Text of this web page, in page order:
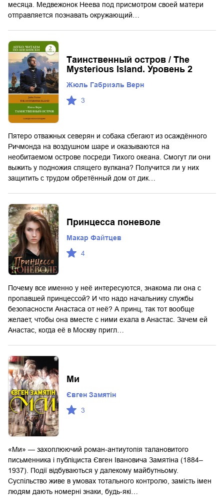
месяца. Медвежонок Неева под присмотром своей матери
отправляется познавать окружающий…
Таинственный остров / The
Mysterious Island. Уровень 2
Жюль Габриэль Верн
3
Пятеро отважных северян и собака сбегают из осаждённого
Ричмонда на воздушном шаре и оказываются на
необитаемом острове посреди Тихого океана. Смогут ли они
выжить у подножия спящего вулкана? Получится ли у них
защитить с трудом обретённый дом от дик…
Принцесса поневоле
Макар Файтцев
4
Почему все именно у неё интересуются, знакома ли она с
пропавшей принцессой? И что надо начальнику службы
безопасности Анастаса от неё? А принц, так тот вообще
желает, чтобы она вместе с ними ехала в Анастас. Зачем ей
Анастас, когда её в Москву пригл…
Ми
Євген Замятін
3
«Ми» — захоплюючий роман-антиутопія талановитого
письменника і публіциста Євген Івановича Замятіна (1884–
1937). Події відбуваються у далекому майбутньому.
Суспільство живе в умовах тотального контролю, замість імен
людям дають номерні знаки, будь-які…